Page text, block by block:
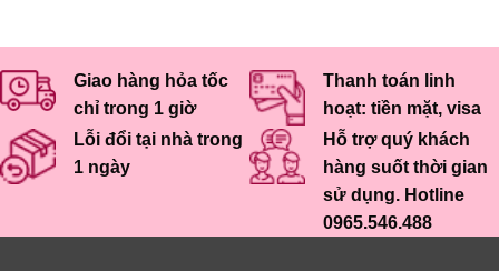
Giao hàng hỏa tốc
chỉ trong 1 giờ
Thanh toán linh
hoạt: tiền mặt, visa
Lỗi đổi tại nhà trong
1 ngày
Hỗ trợ quý khách
hàng suốt thời gian
sử dụng. Hotline
0965.546.488